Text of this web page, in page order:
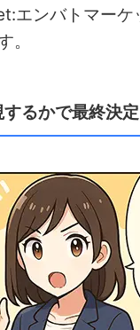
エンバトマーケ
。
るかで最終決